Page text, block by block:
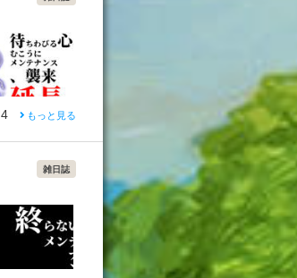
4 もっと見る
雑日誌